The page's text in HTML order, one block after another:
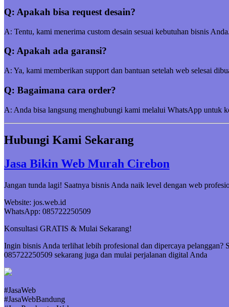
Q: Apakah bisa request desain?
A: Tentu, kami menerima custom desain sesuai kebutuhan bisnis Anda.
Q: Apakah ada garansi?
A: Ya, kami memberikan support dan bantuan setelah web selesai
Q: Bagaimana cara order?
A: Anda bisa langsung menghubungi kami melalui WhatsApp untuk
Hubungi Kami Sekarang
Jasa Bikin Web Murah Cirebon
Jangan tunda lagi! Saatnya bisnis Anda naik level dengan web
Website: jos.web.id
WhatsApp: 085722250509
Konsultasi GRATIS & Mulai Sekarang!
Ingin bisnis Anda terlihat lebih profesional dan dipercaya
085722250509 sekarang juga dan mulai perjalanan digital Anda
#JasaWeb
#JasaWebBandung